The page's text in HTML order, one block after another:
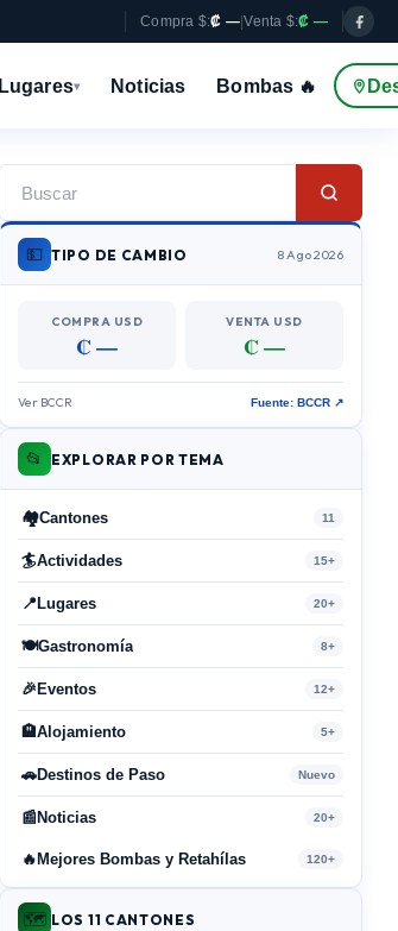
Compra $:₡ — |Venta $:₡ —
Lugares▾ Noticias Bombas 🔥
💵 TIPO DE CAMBIO 8 Ago 2026
COMPRA USD
₡ —
VENTA USD
₡ —
Ver BCCR Fuente: BCCR ↗
📂 EXPLORAR POR TEMA
🏘️Cantones 11
🏄Actividades 15+
📍 Lugares 20+
🍽️Gastronomía 8+
🎉 Eventos 12+
🏨Alojamiento 5+
🚗Destinos de Paso Nuevo
📰 Noticias 20+
🔥 Mejores Bombas y Retahílas 120+
🗺️ LOS 11 CANTONES